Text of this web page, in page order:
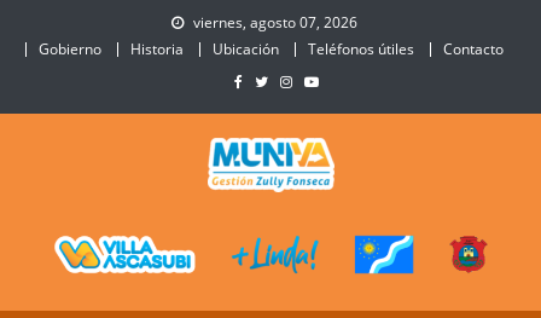
viernes, agosto 07, 2026
Gobierno
Historia Ubicación Teléfonos útiles Contacto
Ascasubi